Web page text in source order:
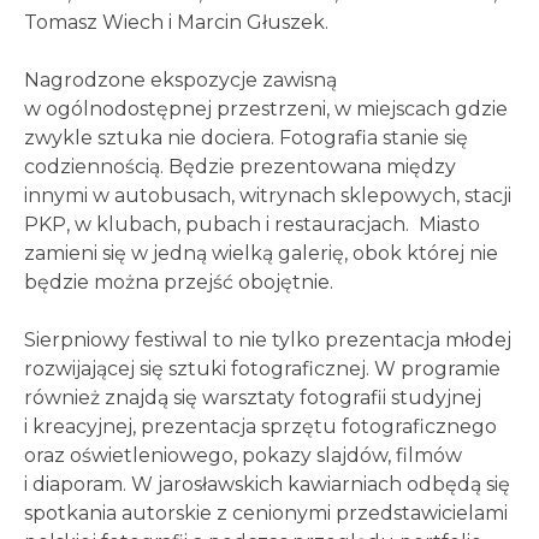
Tomasz Wiech i Marcin Głuszek.
Nagrodzone ekspozycje zawisną
w ogólnodostępnej przestrzeni, w miejscach gdzie
zwykle sztuka nie dociera. Fotografia stanie się
codziennością. Będzie prezentowana między
innymi w autobusach, witrynach sklepowych, stacji
PKP, w klubach, pubach i restauracjach. Miasto
zamieni się w jedną wielką galerię, obok której nie
będzie można przejść obojętnie.
Sierpniowy festiwal to nie tylko prezentacja młodej
rozwijającej się sztuki fotograficznej. W programie
również znajdą się warsztaty fotografii studyjnej
i kreacyjnej, prezentacja sprzętu fotograficznego
oraz oświetleniowego, pokazy slajdów, filmów
i diaporam. W jarosławskich kawiarniach odbędą się
spotkania autorskie z cenionymi przedstawicielami